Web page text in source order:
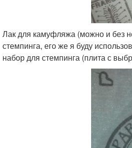
Лак для камуфляжа (можно и без
стемпинга, его же я буду
набор для стемпинга (плита с